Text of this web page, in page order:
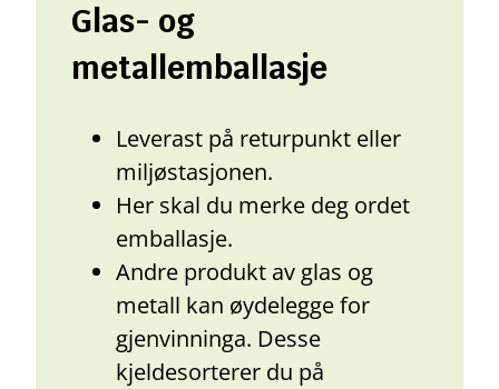
Glas- og
metallemballasje
Leverast på returpunkt eller
miljøstasjonen.
Her skal du merke deg ordet
emballasje.
Andre produkt av glas og
metall kan øydelegge for
gjenvinninga. Desse
kjeldesorterer du på